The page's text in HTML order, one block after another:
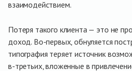
взаимодействием.
Потеря такого клиента — это не
доход. Во-первых, обнуляется
типография теряет источник
в-третьих, вложенные в